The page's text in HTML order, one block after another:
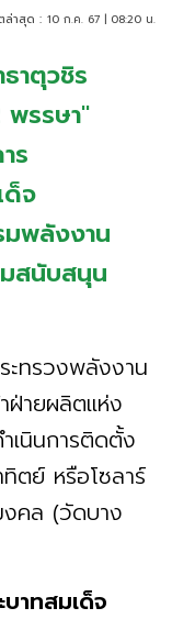
ล่าสุด : 10 ก.ค. 67 | 08:20 น.
าตุวชิร
พรรษา"
ร
ด็จ
มพลังงาน
สนับสนุน
ะทรวงพลังงาน
ฝ่ายผลิตแห่ง
เนินการติดตั้ง
ตย์ หรือโซลาร์
งคล (วัดบาง
าทสมเด็จ